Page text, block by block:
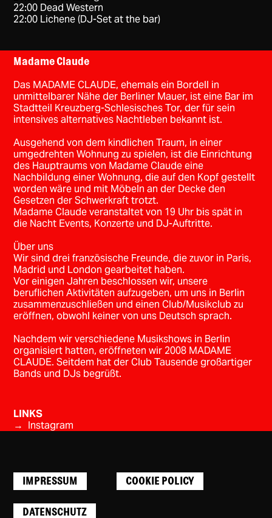
22:00 Dead Western
22:00 Lichene (DJ-Set at the bar)
Madame Claude
Das MADAME CLAUDE, ehemals ein Bordell in
unmittelbarer Nähe der Berliner Mauer, ist eine Bar im
Stadtteil Kreuzberg-Schlesisches Tor, der für sein
intensives alternatives Nachtleben bekannt ist.
Ausgehend von dem kindlichen Traum, in einer
umgedrehten Wohnung zu spielen, ist die Einrichtung
des Hauptraums von Madame Claude eine
Nachbildung einer Wohnung, die auf den Kopf gestellt
worden wäre und mit Möbeln an der Decke den
Gesetzen der Schwerkraft trotzt.
Madame Claude veranstaltet von 19 Uhr bis spät in
die Nacht Events, Konzerte und DJ-Auftritte.
Über uns
Wir sind drei französische Freunde, die zuvor in Paris,
Madrid und London gearbeitet haben.
Vor einigen Jahren beschlossen wir, unsere
beruflichen Aktivitäten aufzugeben, um uns in Berlin
zusammenzuschließen und einen Club/Musikclub zu
eröffnen, obwohl keiner von uns Deutsch sprach.
Nachdem wir verschiedene Musikshows in Berlin
organisiert hatten, eröffneten wir 2008 MADAME
CLAUDE. Seitdem hat der Club Tausende großartiger
Bands und DJs begrüßt.
LINKS
→ Instagram
IMPRESSUM COOKIE POLICY
DATENSCHUTZ